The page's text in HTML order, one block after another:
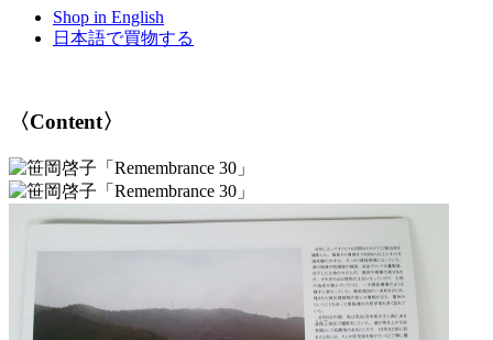
30
気
仙
勝」
Shop in English
日本語で買物する
〈Content〉